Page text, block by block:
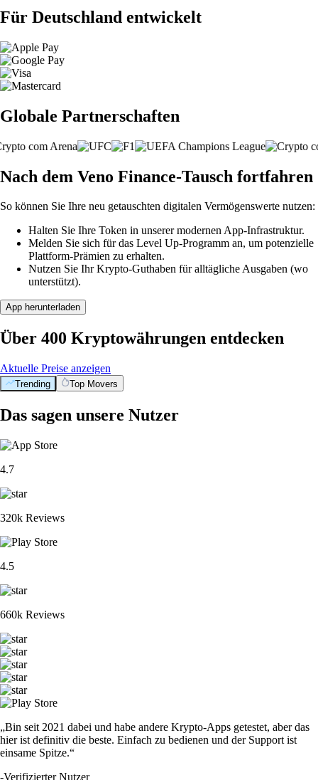
Für Deutschland entwickelt
Globale Partnerschaften
Nach dem Veno Finance-Tausch fortfahren
So können Sie Ihre neu getauschten digitalen Vermögenswerte nutzen:
Halten Sie Ihre Token in unserer modernen App-Infrastruktur.
Melden Sie sich für das Level Up-Programm an, um potenzielle
Plattform-Prämien zu erhalten.
Nutzen Sie Ihr Krypto-Guthaben für alltägliche Ausgaben (wo
unterstützt).
App herunterladen
Über 400 Kryptowährungen entdecken
Aktuelle Preise anzeigen
Trending Top Movers
Das sagen unsere Nutzer
4.7
320k Reviews
4.5
660k Reviews
„Bin seit 2021 dabei und habe andere Krypto-Apps getestet, aber das
hier ist definitiv die beste. Einfach zu bedienen und der Support ist
einsame Spitze.“
-Verifizierter Nutzer